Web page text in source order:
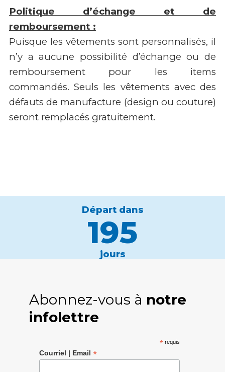
Politique d’échange et de
remboursement :
Puisque les vêtements sont personnalisés, il
n’y a aucune possibilité d’échange ou de
remboursement pour les items
commandés. Seuls les vêtements avec des
défauts de manufacture (design ou couture)
seront remplacés gratuitement.
Départ dans
195
jours
Abonnez-vous à notre
infolettre
* requis
Courriel | Email *